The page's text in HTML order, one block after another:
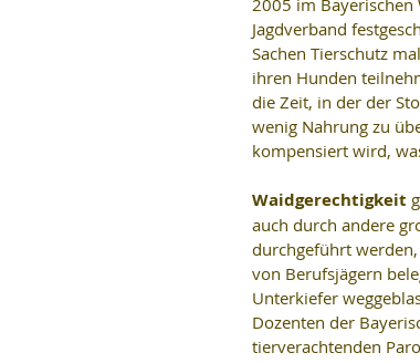
Jagdverband
Sachen Tierschutz
ihren Hunden
die Zeit, in der der
wenig Nahrung zu
kompensiert wird,
Waidgerechtigkeit
auch durch andere
durchgeführt
von Berufsjägern
Unterkiefer
Dozenten der
tierverachtenden